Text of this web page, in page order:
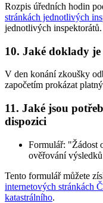
Rozpis úředních hodin
stránkách jednotlivých
jednotlivých inspektorátů.
10. Jaké doklady
V den konání zkoušky
započetím prokázat
11. Jaké jsou
dispozici
Formulář: "Žádost
ověřování
Tento formulář můžete
internetových stránkách
katastrálního.